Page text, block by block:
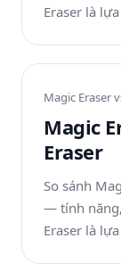
Eraser là
Magic Eraser
Magic
Eraser
So sánh
— tính
Eraser là